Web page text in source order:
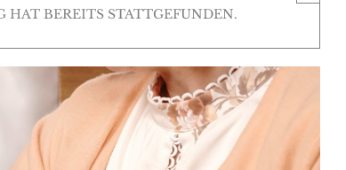
HAT BEREITS STATTGEFUNDEN.